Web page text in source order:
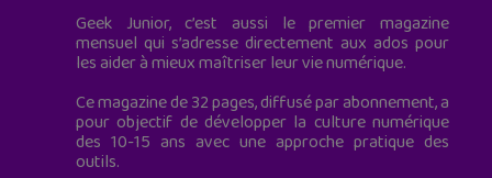
Geek Junior, c’est aussi le premier magazine
mensuel qui s’adresse directement aux ados pour
les aider à mieux maîtriser leur vie numérique.
Ce magazine de 32 pages, diffusé par abonnement, a
pour objectif de développer la culture numérique
des 10-15 ans avec une approche pratique des
outils.